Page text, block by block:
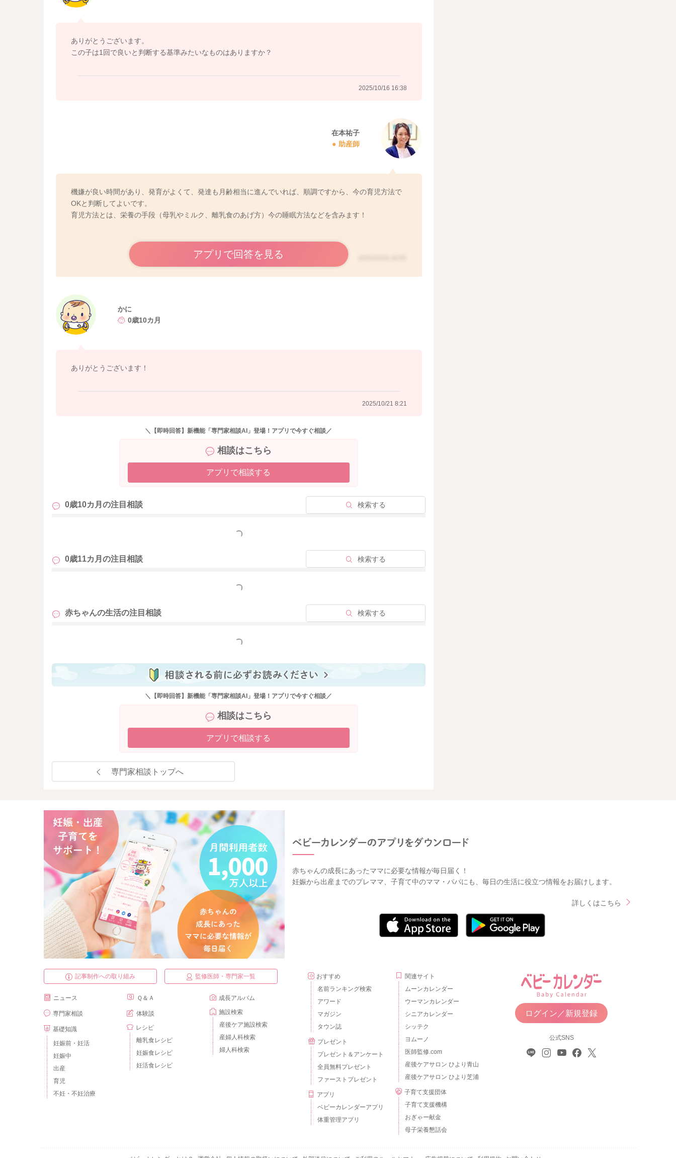
ありがとうございます。
この子は1回で良いと判断する基準みたいなものはありますか？
2025/10/16 16:38
在本祐子
助産師
機嫌が良い時間があり、発育がよくて、発達も月齢相当に進んでいれば、順調ですから、今の育児方法で
OKと判断してよいです。
育児方法とは、栄養の手段（母乳やミルク、離乳食のあげ方）今の睡眠方法などを含みます！
アプリで回答を見る
かに
0歳10カ月
ありがとうございます！
2025/10/21 8:21
＼【即時回答】新機能「専門家相談AI」登場！アプリで今すぐ相談／
相談はこちら
アプリで相談する
0歳10カ月の注目相談 検索する
もっと見る
0歳11カ月の注目相談 検索する
もっと見る
赤ちゃんの生活の注目相談 検索する
もっと見る
＼【即時回答】新機能「専門家相談AI」登場！アプリで今すぐ相談／
相談はこちら
アプリで相談する
専門家相談トップへ
赤ちゃんの成長にあったママに必要な情報が毎日届く！
妊娠から出産までのプレママ、子育て中のママ・パパにも、毎日の生活に役立つ情報をお届けします。
詳しくはこちら
記事制作への取り組み 監修医師・専門家一覧
ニュース
専門家相談
基礎知識
妊娠前・妊活
妊娠中
出産
育児
不妊・不妊治療
Ｑ＆Ａ
体験談
レシピ
離乳食レシピ
妊娠食レシピ
妊活食レシピ
成長アルバム
施設検索
産後ケア施設検索
産婦人科検索
婦人科検索
おすすめ
名前ランキング検索
アワード
マガジン
タウン誌
プレゼント
プレゼント＆アンケート
全員無料プレゼント
ファーストプレゼント
アプリ
ベビーカレンダーアプリ
体重管理アプリ
関連サイト
ムーンカレンダー
ウーマンカレンダー
シニアカレンダー
シッテク
ヨムーノ
医師監修.com
産後ケアサロン ひより青山
産後ケアサロン ひより芝浦
子育て支援団体
子育て支援機構
おぎゃー献金
母子栄養懇話会
ログイン／新規登録
公式SNS